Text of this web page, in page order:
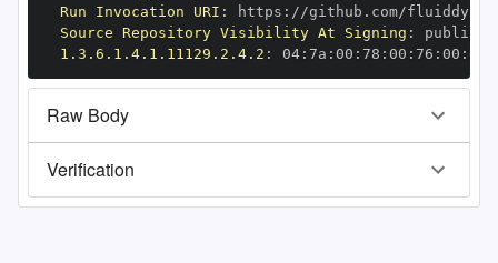
Run Invocation URI : https :
Source Repository Visibility At Signing :
1.3.6.1.4.1.11129.2.4.2 : 04: 7a : 00 : 78 : 00 : 76 : 00 : dd
Raw Body
Verification